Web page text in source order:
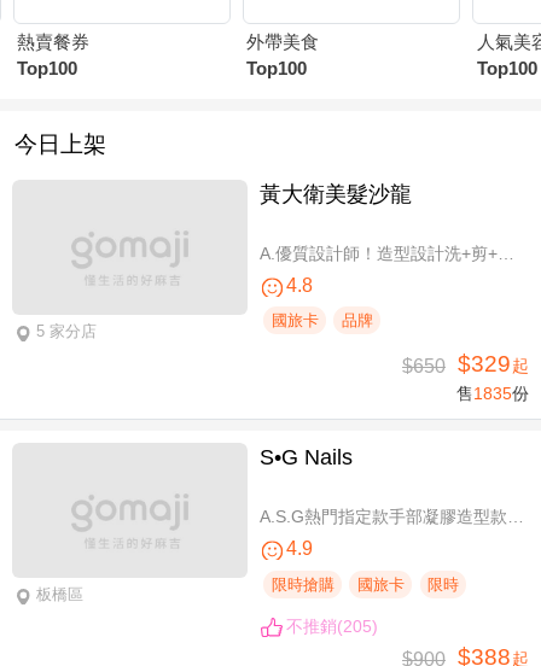
熱賣餐券
Top100
外帶美食
Top100
人氣美
Top100
今日上架
5 家分店
黃大衛美髮沙龍
4.8
國旅卡 品牌
$650 $329起
售1835份
板橋區
S•G Nails
4.9
限時搶購 國旅卡 限時
不推銷(205)
$900 $388起